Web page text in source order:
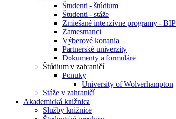
Študenti - štúdium
Študenti - stáže
Zmiešané intenzívne programy - BIP
Zamestnanci
Výberové konania
Partnerské univerzity
Dokumenty a formuláre
Štúdium v zahraničí
Ponuky
University of Wolverhampton
Stáže v zahraničí
Akademická knižnica
Služby knižnice